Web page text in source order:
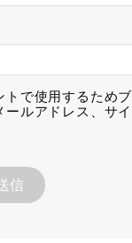
トで使用するため
ールアドレス、サ